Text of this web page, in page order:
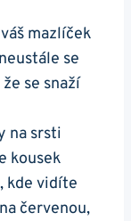
mazlíček
se
se snaží
na srsti
kousek
kde vidíte
červenou,